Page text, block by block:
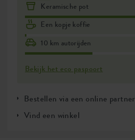
Keramische pot
Een kopje koffie
10 km autorijden
Bekijk het eco paspoort
Bestellen via een online partner
Vind een winkel